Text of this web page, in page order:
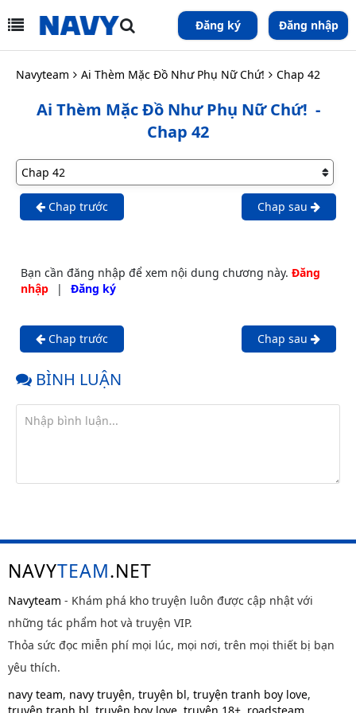
Đăng ký Đăng nhập
Navyteam Ai Thèm Mặc Đồ Như Phụ Nữ Chứ! Chap 42
Ai Thèm Mặc Đồ Như Phụ Nữ Chứ! -
Chap 42
Chap trước Chap sau
Bạn cần đăng nhập để xem nội dung chương này. Đăng
nhập
| Đăng ký
Chap trước Chap sau
BÌNH LUẬN
NAVYTEAM.NET
Navyteam - Khám phá kho truyện luôn được cập nhật với
những tác phẩm hot và truyện VIP.
Thỏa sức đọc miễn phí mọi lúc, mọi nơi, trên mọi thiết bị bạn
yêu thích.
navy team, navy truyện, truyện bl, truyện tranh boy love,